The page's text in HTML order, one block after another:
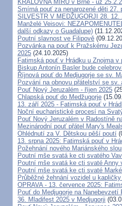
KRÁLOVNA MÍRU v Brně - už
Smírná pouť za nenarozené děti
SILVESTR V MEDŽUGORJI 28.
Manželé Veisovi:
další odkazy o Guadalupe)
Poutní slavnost ve Filipově
Pozvánka na pouť k Pražskému
2025 (24.10.2025)
Fatimská pouť v Hrádku u Znojma v
Biskup Antonín Basler bude
Říjnová pouť do Medjugorje se sv.
Pozvání na obnovu přátelství se sv.
Pouť Nový Jeruzalém - říjen 2025
Chlapská pouť do Medžugorje
13. září 2025 - Fatimská pouť v
Noční eucharistické procesí na
Pouť Nový Jeruzalém v Radostíně
Mezinárodní pouť přátel Mary's
Ohlédnutí za V. Dětskou pěší poutí
13. srpna 2025: Fatimská pouť v
Požehnání nového Mariánského
Poutní mše svatá ke cti svatého
Poutní mše svatá ke cti svaté Anny
Poutní mše svatá ke cti svaté
Průběžné žehnání vozidel u
OPRAVA - 13. července 2025:
Pouť do Medjugorje na Nanebevzetí
36. Mladifest 2025 v Medjugorji